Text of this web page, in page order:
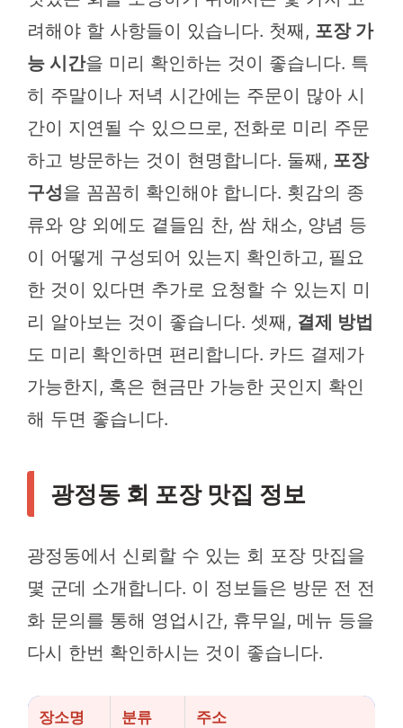
려해야 할 사항들이 있습니다. 첫째, 포장 가
능 시간을 미리 확인하는 것이 좋습니다. 특
히 주말이나 저녁 시간에는 주문이 많아 시
간이 지연될 수 있으므로, 전화로 미리 주문
하고 방문하는 것이 현명합니다. 둘째, 포장
구성을 꼼꼼히 확인해야 합니다. 횟감의 종
류와 양 외에도 곁들임 찬, 쌈 채소, 양념 등
이 어떻게 구성되어 있는지 확인하고, 필요
한 것이 있다면 추가로 요청할 수 있는지 미
리 알아보는 것이 좋습니다. 셋째, 결제 방법
도 미리 확인하면 편리합니다. 카드 결제가
가능한지, 혹은 현금만 가능한 곳인지 확인
해 두면 좋습니다.
광정동 회 포장 맛집 정보
광정동에서 신뢰할 수 있는 회 포장 맛집을
몇 군데 소개합니다. 이 정보들은 방문 전 전
화 문의를 통해 영업시간, 휴무일, 메뉴 등을
다시 한번 확인하시는 것이 좋습니다.
장소명 분류 주소